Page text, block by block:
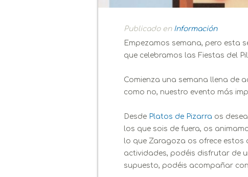
Publicado en Información
Empezamos semana, pero esta
que celebramos las Fiestas del
Comienza una semana llena de
como no, nuestro evento más
Desde Platos de Pizarra os
los que sois de fuera, os
lo que Zaragoza os ofrece estos
actividades, podéis disfrutar de
supuesto, podéis acompañar